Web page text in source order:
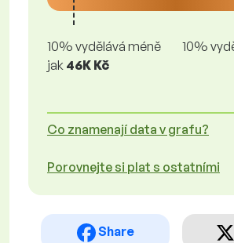
10% vydělává méně
jak 46K Kč
10%
Co znamenají data v grafu?
Porovnejte si plat s ostatními
Share